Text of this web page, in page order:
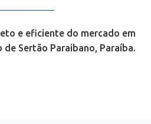
e eficiente do mercado em
de Sertão Paraibano, Paraíba.